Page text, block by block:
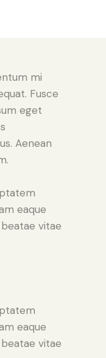
mi
Fusce
eget
Aenean
eaque
vitae
eaque
vitae